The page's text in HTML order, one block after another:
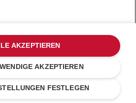
FESTLEGEN
AKZEPTIEREN
AKZEPTIEREN